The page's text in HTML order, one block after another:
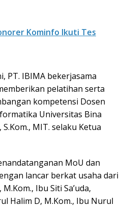
Kominfo Ikuti Tes
PT. IBIMA bekerjasama
pelatihan serta
kompetensi Dosen
Universitas Bina
MIT. selaku Ketua
MoU dan
lancar berkat usaha dari
Ibu Siti Sa’uda,
Halim D, M.Kom., Ibu Nurul